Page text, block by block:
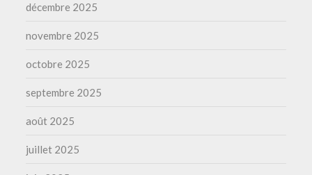
décembre 2025
novembre 2025
octobre 2025
septembre 2025
août 2025
juillet 2025